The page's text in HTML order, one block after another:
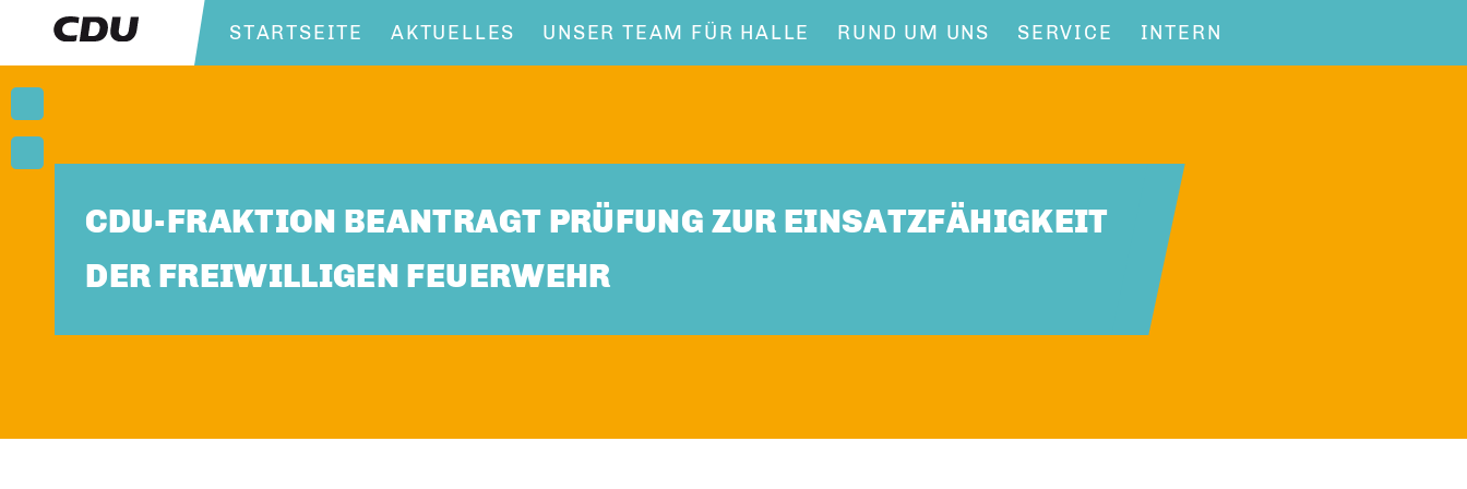
STARTSEITE AKTUELLES UNSER TEAM FÜR HALLE RUND UM UNS SERVICE INTERN
CDU-FRAKTION BEANTRAGT PRÜFUNG ZUR EINSATZFÄHIGKEIT
DER FREIWILLIGEN FEUERWEHR